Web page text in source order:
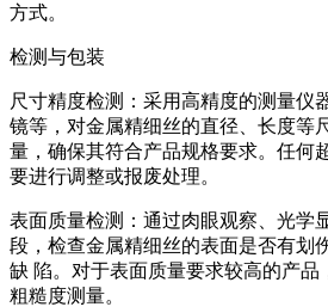
方式。
检测与包装
尺寸精度检测：采用高精度的测量仪
镜等，对金属精细丝的直径、长度等
量，确保其符合产品规格要求。任何
要进行调整或报废处理。
表面质量检测：通过肉眼观察、光学
段，检查金属精细丝的表面是否有划
缺 陷。对于表面质量要求较高的产品
粗糙度测量。